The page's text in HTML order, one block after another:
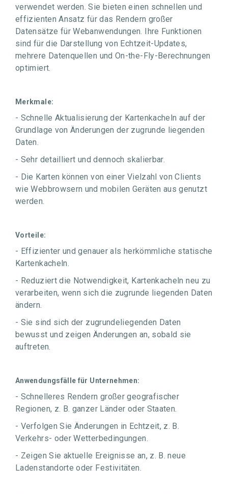
verwendet werden. Sie bieten einen schnellen und
effizienten Ansatz für das Rendern großer
Datensätze für Webanwendungen. Ihre Funktionen
sind für die Darstellung von Echtzeit-Updates,
mehrere Datenquellen und On-the-Fly-Berechnungen
optimiert.
Merkmale:
- Schnelle Aktualisierung der Kartenkacheln auf der
Grundlage von Änderungen der zugrunde liegenden
Daten.
- Sehr detailliert und dennoch skalierbar.
- Die Karten können von einer Vielzahl von Clients
wie Webbrowsern und mobilen Geräten aus genutzt
werden.
Vorteile:
- Effizienter und genauer als herkömmliche statische
Kartenkacheln.
- Reduziert die Notwendigkeit, Kartenkacheln neu zu
verarbeiten, wenn sich die zugrunde liegenden Daten
ändern.
- Sie sind sich der zugrundeliegenden Daten
bewusst und zeigen Änderungen an, sobald sie
auftreten.
Anwendungsfälle für Unternehmen:
- Schnelleres Rendern großer geografischer
Regionen, z. B. ganzer Länder oder Staaten.
- Verfolgen Sie Änderungen in Echtzeit, z. B.
Verkehrs- oder Wetterbedingungen.
- Zeigen Sie aktuelle Ereignisse an, z. B. neue
Ladenstandorte oder Festivitäten.